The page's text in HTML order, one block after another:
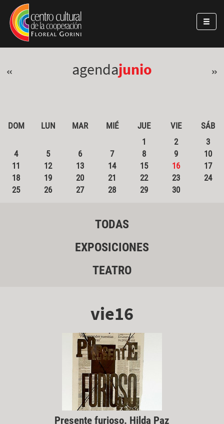
Pasar al contenido principal
Jump to main content
« agendajunio »
DOM LUN MAR MIÉ JUE VIE
SÁB
1
2
3
4
5 6 7 8 9
10
11
12 13 14 15 16
17
18
19 20 21 22 23
24
25
26 27 28 29 30
TODAS
EXPOSICIONES
TEATRO
vie16
Presente furioso. Hilda Paz